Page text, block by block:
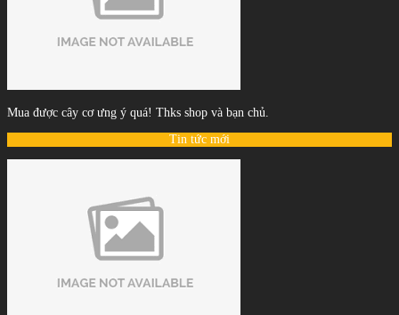
Mua được cây cơ ưng ý quá! Thks shop và bạn chủ.
Tin tức mới